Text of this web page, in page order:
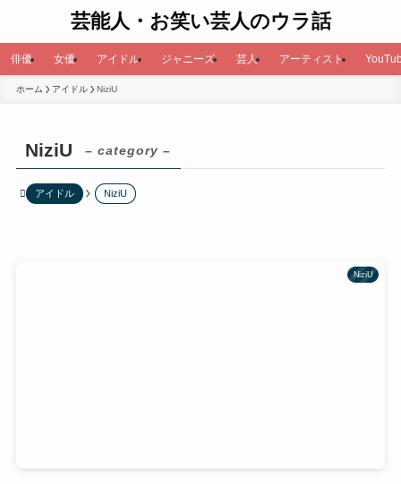
芸能人・お笑い芸人のウラ話
俳優 女優 アイドル ジャニーズ 芸人 アーティスト
ホーム アイドル NiziU
NiziU – category –
アイドル NiziU
NiziU